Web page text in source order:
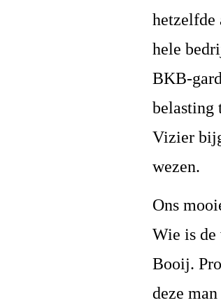
hetzelfde
hele
BKB-
belasting
Vizier
wezen.
Ons
Wie is de
Booij.
deze